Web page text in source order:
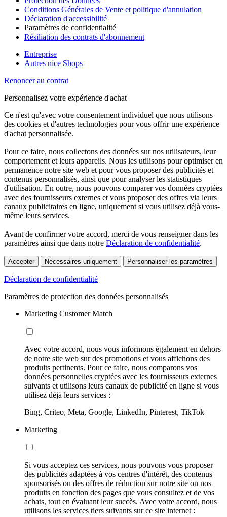
Conditions Générales de Vente et politique d'annulation
Déclaration d'accessibilité
Paramètres de confidentialité
Résiliation des contrats d'abonnement
Entreprise
Autres nice Shops
Renoncer au contrat
Personnalisez votre expérience d'achat
Ce n'est qu'avec votre consentement individuel que nous utilisons
des cookies et d'autres technologies pour vous offrir une expérience
d'achat personnalisée.
Pour ce faire, nous collectons des données sur nos utilisateurs, leur
comportement et leurs appareils. Nous les utilisons pour optimiser en
permanence notre site web et pour vous proposer des publicités et
contenus personnalisés, ainsi que pour analyser les statistiques
d'utilisation. En outre, nous pouvons comparer vos données cryptées
avec des fournisseurs externes et vous proposer des offres via leurs
canaux publicitaires en ligne, uniquement si vous utilisez déjà vous-
même leurs services.
Avant de confirmer votre accord, merci de vous renseigner dans les
paramètres ainsi que dans notre Déclaration de confidentialité.
Accepter Nécessaires uniquement Personnaliser les paramètres
Déclaration de confidentialité
Paramètres de protection des données personnalisés
Marketing Customer Match
Avec votre accord, nous vous informons également en dehors
de notre site web sur des promotions et vous affichons des
produits pertinents. Pour ce faire, nous comparons vos
données personnelles cryptées avec les fournisseurs externes
suivants et utilisons leurs canaux de publicité en ligne si vous
utilisez déjà leurs services :
Bing, Criteo, Meta, Google, LinkedIn, Pinterest, TikTok
Marketing
Si vous acceptez ces services, nous pouvons vous proposer
des publicités adaptées à vos centres d'intérêt, des contenus
sponsorisés ou des offres de réduction sur notre site ou nos
produits en fonction des pages que vous consultez et de vos
achats, tout en évaluant leur succès. Avec votre accord, nous
utilisons les services tiers suivants sur ce site internet :